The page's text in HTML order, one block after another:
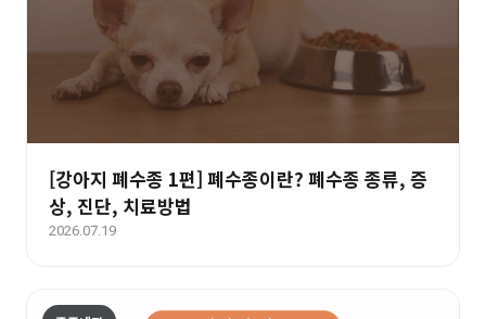
[강아지 폐수종 1편] 폐수종이란? 폐수종 종류, 증
상, 진단, 치료방법
2026.07.19